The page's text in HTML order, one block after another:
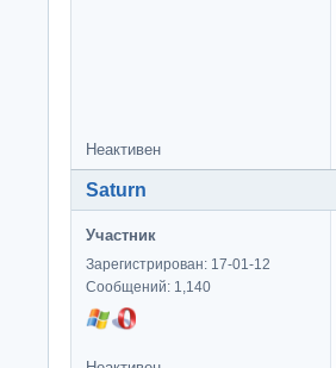
Неактивен
Saturn
Участник
Зарегистрирован: 17-01-12
Сообщений: 1,140